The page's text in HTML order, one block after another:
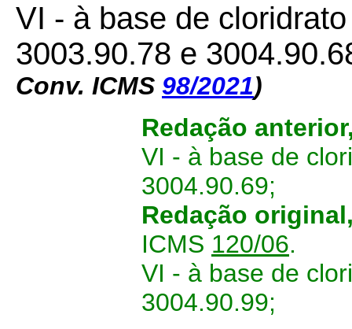
VI - à base de
3003.90.78 e
Conv. ICMS 98/2021)
Redação
VI - à base de
3004.90.69;
Redação
ICMS 120/06.
VI - à base de
3004.90.99;